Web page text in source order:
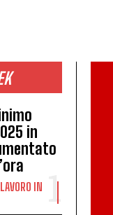
in
IN